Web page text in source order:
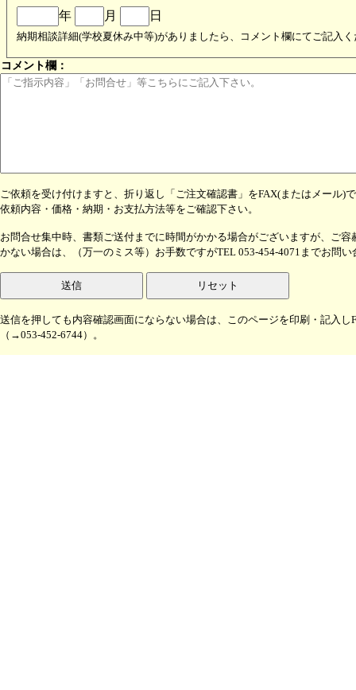
年
月 日
納期相談詳細(学校夏休み中等)がありましたら、コメント欄にてご記入
コメント欄：
ご依頼を受け付けますと、折り返し「ご注文確認書」をFAX(またはメール)
依頼内容・価格・納期・お支払方法等をご確認下さい。
お問合せ集中時、書類ご送付までに時間がかかる場合がございますが、ご
かない場合は、（万一のミス等）お手数ですがTEL 053-454-4071までお問い
送信 リセット
送信を押しても内容確認画面にならない場合は、このページを印刷・記入し
（→053-452-6744）。